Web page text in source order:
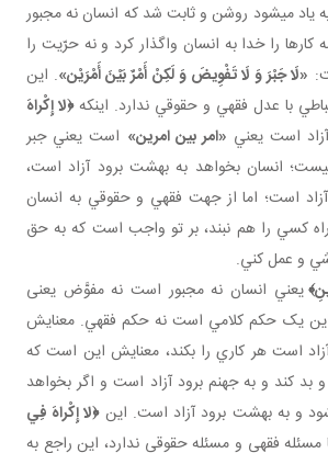
ياد مي شود روشن و ثابت شد که انسان نه مجبور
را خدا به انسان واگذار کرد و نه حرّيت را
«لَا جَبْرَ وَ لَا تَفْوِيضَ وَ لَكِنْ أَمْرٌ بَيْنَ أَمْرَيْن‏». اين
با عدل فقهي و حقوقي ندارد. اينکه﴿لا إِكْراهَ
است يعني «امر بين امرين» است يعني جبر
انسان بخواهد به بهشت برود آزاد است،
است؛ اما از جهت فقهي و حقوقي به انسان
راه کسي را هم نبند، بر تو واجب است که به حق
و عمل کني.
﴾يعني انسان نه مجبور است نه مفوَّض يعنی
اين يک حکم کلامي است نه حکم فقهي. معنايش
است هر کاري را بکند، معنايش اين است که
بد کند و به جهنم برود آزاد است و اگر بخواهد
و به بهشت برود آزاد است. اين﴿لا إِكْراهَ فِي
مسئله فقهي و مسئله حقوقي ندارد، اين راجع به